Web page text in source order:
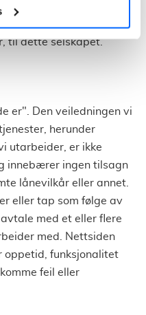
i samme konsern eller
overføre opplysninger,
til dette selskapet.
er". Den veiledningen vi
herunder
utarbeider, er ikke
innebærer ingen tilsagn
lånevilkår eller annet.
eller tap som følge av
med et eller flere
med. Nettsiden
oppetid, funksjonalitet
feil eller